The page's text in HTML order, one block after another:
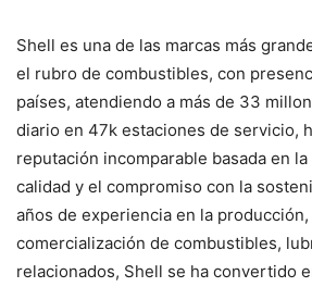
Shell es una de las marcas más
el rubro de combustibles, con
países, atendiendo a más de 33
diario en 47k estaciones de servicio,
reputación incomparable basada en
calidad y el compromiso con la
años de experiencia en la
comercialización de combustibles,
relacionados, Shell se ha convertido